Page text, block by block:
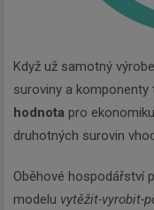
Když už samotný
suroviny a komponenty
hodnota pro
druhotných surovin
Oběhové hospodářství
modelu vytěžit-vyrobit-